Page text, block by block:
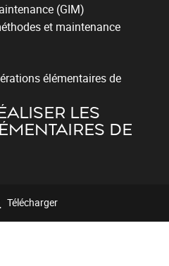
(GIM)
et maintenance
élémentaires de
LES
DE
Télécharger